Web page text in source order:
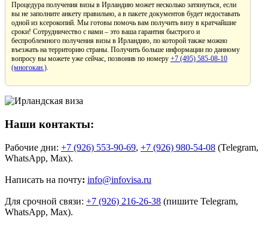
Процедура получения визы в Ирландию может несколько затянуться, если
вы не заполните анкету правильно, а в пакете документов будет недоставать
одной из ксерокопий. Мы готовы помочь вам получить визу в кратчайшие
сроки! Сотрудничество с нами – это ваша гарантия быстрого и
беспроблемного получения визы в Ирландию, по которой также можно
въезжать на территорию страны. Получить больше информации по данному
вопросу вы можете уже сейчас, позвонив по номеру +7 (495) 585-08-10
(многокан.).
Наши контакты:
Рабочие дни: +7 (926) 553-90-69, +7 (926) 980-54-08 (Telegram,
WhatsApp, Max).
Написать на почту: info@infovisa.ru
Для срочной связи: +7 (926) 216-26-38 (пишите Telegram,
WhatsApp, Max).